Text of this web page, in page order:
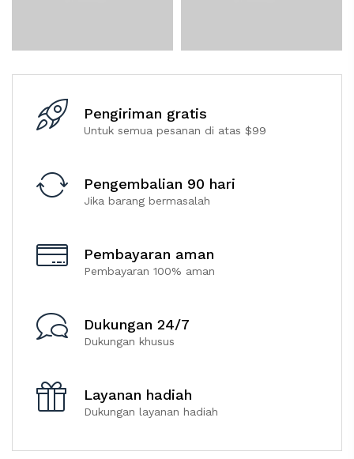
Pengiriman gratis
Untuk semua pesanan di atas $99
Pengembalian 90 hari
Jika barang bermasalah
Pembayaran aman
Pembayaran 100% aman
Dukungan 24/7
Dukungan khusus
Layanan hadiah
Dukungan layanan hadiah